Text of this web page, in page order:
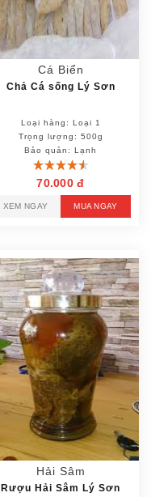
Cá Biển
Chả Cá sống Lý Sơn
Loại hàng: Loại 1
Trọng lượng: 500g
Bảo quản: Lạnh
70.000 đ
XEM NGAY MUA NGAY
Hải Sâm
Rượu Hải Sâm Lý Sơn